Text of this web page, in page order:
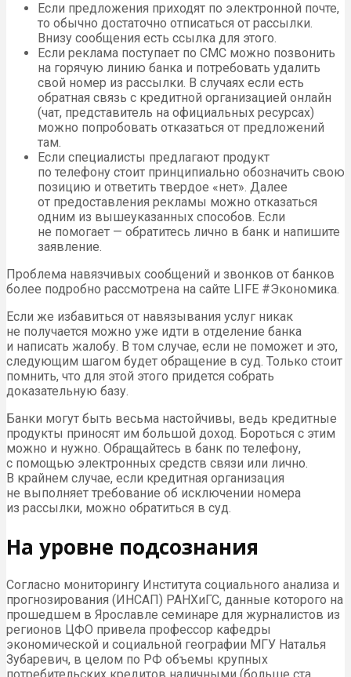
Если предложения приходят по электронной почте,
то обычно достаточно отписаться от рассылки.
Внизу сообщения есть ссылка для этого.
Если реклама поступает по СМС можно позвонить
на горячую линию банка и потребовать удалить
свой номер из рассылки. В случаях если есть
обратная связь с кредитной организацией онлайн
(чат, представитель на официальных ресурсах)
можно попробовать отказаться от предложений
там.
Если специалисты предлагают продукт
по телефону стоит принципиально обозначить свою
позицию и ответить твердое «нет». Далее
от предоставления рекламы можно отказаться
одним из вышеуказанных способов. Если
не помогает — обратитесь лично в банк и напишите
заявление.
Проблема навязчивых сообщений и звонков от банков
более подробно рассмотрена на сайте LIFE #Экономика.
Если же избавиться от навязывания услуг никак
не получается можно уже идти в отделение банка
и написать жалобу. В том случае, если не поможет и это,
следующим шагом будет обращение в суд. Только стоит
помнить, что для этой этого придется собрать
доказательную базу.
Банки могут быть весьма настойчивы, ведь кредитные
продукты приносят им большой доход. Бороться с этим
можно и нужно. Обращайтесь в банк по телефону,
с помощью электронных средств связи или лично.
В крайнем случае, если кредитная организация
не выполняет требование об исключении номера
из рассылки, можно обратиться в суд.
На уровне подсознания
Согласно мониторингу Института социального анализа и
прогнозирования (ИНСАП) РАНХиГС, данные которого на
прошедшем в Ярославле семинаре для журналистов из
регионов ЦФО привела профессор кафедры
экономической и социальной географии МГУ Наталья
Зубаревич, в целом по РФ объемы крупных